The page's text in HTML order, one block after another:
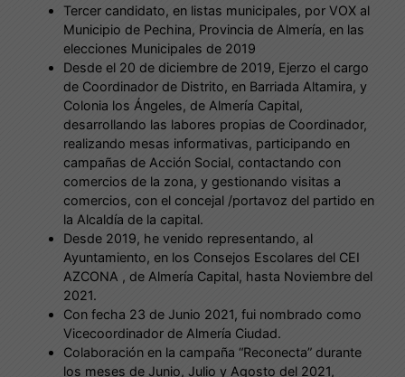
Tercer candidato, en listas municipales, por VOX al
Municipio de Pechina, Provincia de Almería, en las
elecciones Municipales de 2019
Desde el 20 de diciembre de 2019, Ejerzo el cargo
de Coordinador de Distrito, en Barriada Altamira, y
Colonia los Ángeles, de Almería Capital,
desarrollando las labores propias de Coordinador,
realizando mesas informativas, participando en
campañas de Acción Social, contactando con
comercios de la zona, y gestionando visitas a
comercios, con el concejal /portavoz del partido en
la Alcaldía de la capital.
Desde 2019, he venido representando, al
Ayuntamiento, en los Consejos Escolares del CEI
AZCONA , de Almería Capital, hasta Noviembre del
2021.
Con fecha 23 de Junio 2021, fui nombrado como
Vicecoordinador de Almería Ciudad.
Colaboración en la campaña “Reconecta” durante
los meses de Junio, Julio y Agosto del 2021,